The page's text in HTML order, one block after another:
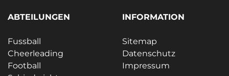
ABTEILUNGEN
Fussball
Cheerleading
Football
INFORMATION
Sitemap
Datenschutz
Impressum